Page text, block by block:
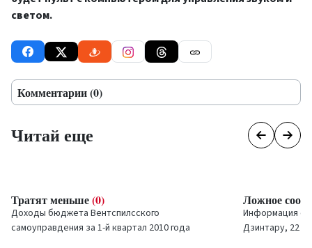
светом.
Комментарии (0)
Читай еще
Тратят меньше(0)
Доходы бюджета Вентспилсского
самоуправдения за 1-й квартал 2010 года
Ложное
Информация о
Дзинтару, 22